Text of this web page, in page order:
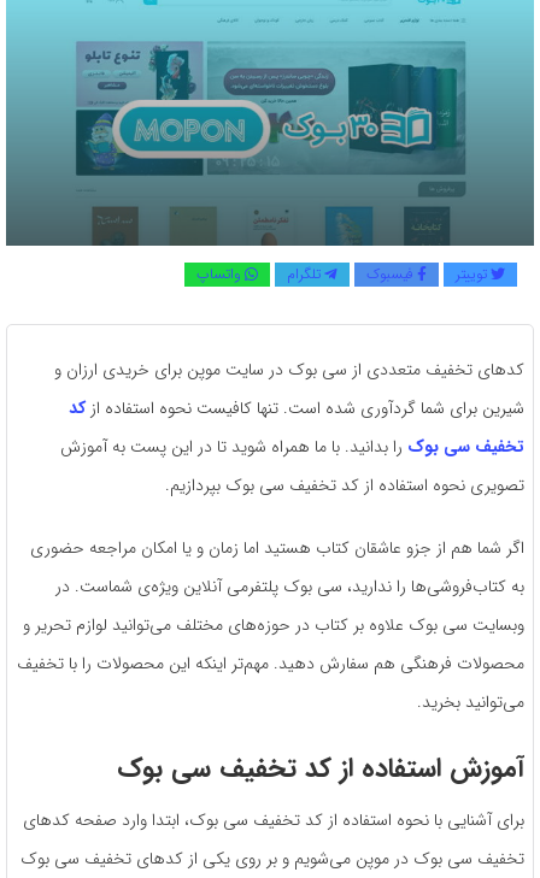
توییتر فیسبوک تلگرام واتساپ
کدهای تخفیف متعددی از سی بوک در سایت موپن برای خریدی ارزان و
شیرین برای شما گردآوری شده است. تنها کافیست نحوه استفاده ازکد
تخفیف سی بوک را بدانید. با ما همراه شوید تا در این پست به آموزش
تصویری نحوه استفاده از کد تخفیف سی بوک بپردازیم.
اگر شما هم از جزو عاشقان کتاب هستید اما زمان و یا امکان مراجعه حضوری
به کتاب‌فروشی‌ها را ندارید، سی بوک پلتفرمی آنلاین ویژه‌ی شماست. در
وبسایت سی بوک علاوه بر کتاب در حوزه‌های مختلف می‌توانید لوازم تحریر و
محصولات فرهنگی هم سفارش دهید. مهم‌تر اینکه این محصولات را با تخفیف
می‌توانید بخرید.
آموزش استفاده از کد تخفیف سی بوک
برای آشنایی با نحوه استفاده از کد تخفیف سی بوک، ابتدا وارد صفحه کدهای
تخفیف سی بوک در موپن می‌شویم و بر روی یکی از کدهای تخفیف سی بوک